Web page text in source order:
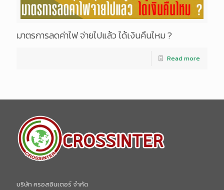
มาตรการลดค่าไฟ จ่ายไปแล้ว ได้เงินคืนไหม ?
Read more
บริษัท ครอสอินเตอร์ จำกัด